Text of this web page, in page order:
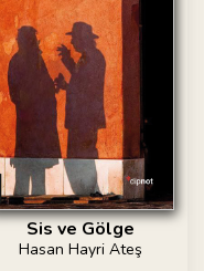
Sis ve Gölge
Hasan Hayri Ateş